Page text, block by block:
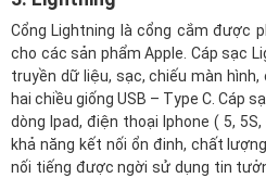
Cổng Lightning là cổng cắm được
cho các sản phẩm Apple. Cáp sạc
truyền dữ liệu, sạc, chiếu màn
hai chiều giống USB – Type C. Cáp
dòng Ipad, điện thoại Iphone ( 5,
khả năng kết nối ổn đinh, chất
nối tiếng được ngời sử dụng tin